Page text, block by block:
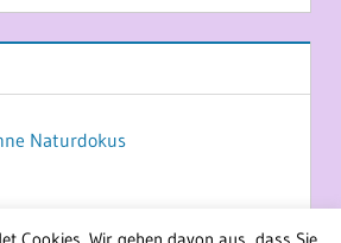
Naturdokus